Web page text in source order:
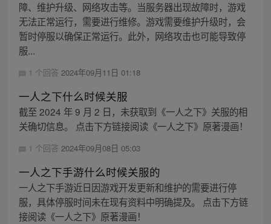
障、维护升级、网络攻击等。当服务器出现故障时，游戏
无法正常运行，需要进行维修。游戏需要维护升级时，会
暂时停服以确保正常运行。此外，网络攻击也可能导致停
服...
1 个回答 2024年09月11日 01:18
一人之下什么时候关服
截至 2024 年 9 月 2 日，未获取到《一人之下》关服的相
关确切信息。 点击下方链接阅读《一人之下》原著漫画！
1 个回答 2024年09月08日 05:03
一人之下手游什么时候关服的
一人之下手游近日因游戏开发更新和维护的需要进行停
服，具体停服时间未在现有资料中明确提及。 点击下方链
接阅读《一人之下》原著漫画！